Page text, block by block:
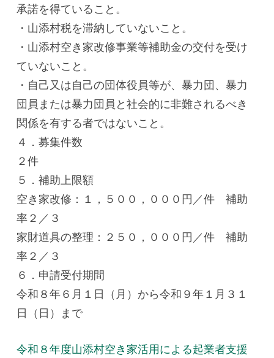
承諾を得ていること。
・山添村税を滞納していないこと。
・山添村空き家改修事業等補助金の交付を受け
ていないこと。
・自己又は自己の団体役員等が、暴力団、暴力
団員または暴力団員と社会的に非難されるべき
関係を有する者ではないこと。
４．募集件数
２件
５．補助上限額
空き家改修：１，５００，０００円／件 補助
率２／３
家財道具の整理：２５０，０００円／件 補助
率２／３
６．申請受付期間
令和８年６月１日（月）から令和９年１月３１
日（日）まで
令和８年度山添村空き家活用による起業者支援